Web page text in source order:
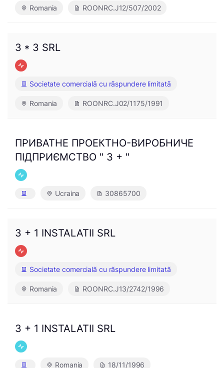
Romania ROONRC.J12/507/2002
3 * 3 SRL
Societate comercialã cu rãspundere limitatã
Romania ROONRC.J02/1175/1991
ПРИВАТНЕ ПРОЕКТНО-ВИРОБНИЧЕ
ПІДПРИЄМСТВО " 3 + "
Ucraina 30865700
3 + 1 INSTALATII SRL
Societate comercialã cu rãspundere limitatã
Romania ROONRC.J13/2742/1996
3 + 1 INSTALATII SRL
Romania 18/11/1996